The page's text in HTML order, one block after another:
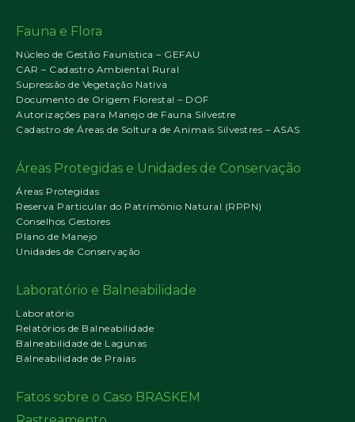
Fauna e Flora
Núcleo de Gestão Faunística – GEFAU
CAR – Cadastro Ambiental Rural
Supressão de Vegetação Nativa
Documento de Origem Florestal – DOF
Autorizações para Manejo de Fauna Silvestre
Cadastro de Áreas de Soltura de Animais Silvestres – ASAS
Áreas Protegidas e Unidades de Conservação
Áreas Protegidas
Reserva Particular do Patrimônio Natural (RPPN)
Conselhos Gestores
Plano de Manejo
Unidades de Conservação
Laboratório e Balneabilidade
Laboratório
Relatórios de Balneabilidade
Balneabilidade de Lagunas
Balneabilidade de Praias
Fatos sobre o Caso BRASKEM